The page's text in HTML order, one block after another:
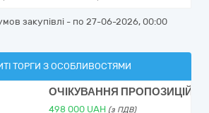
закупівлі - по 27-06-2026, 00:00
ТОРГИ З ОСОБЛИВОСТЯМИ
ОЧІКУВАННЯ ПРОПОЗИЦІЙ
498 000 UAH (з ПДВ)